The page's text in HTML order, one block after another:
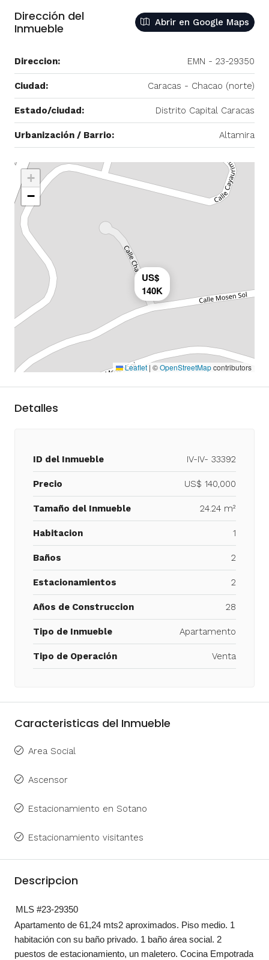
Dirección del
Inmueble
Abrir en Google Maps
Direccion: EMN - 23-29350
Ciudad: Caracas - Chacao (norte)
Estado/ciudad: Distrito Capital Caracas
Urbanización / Barrio: Altamira
US$
140K
+
−
Leaflet | ©OpenStreetMapcontributors
Detalles
ID del Inmueble IV-IV- 33392
Precio US$ 140,000
Tamaño del Inmueble 24.24 m²
Habitacion 1
Baños 2
Estacionamientos 2
Años de Construccion 28
Tipo de Inmueble Apartamento
Tipo de Operación Venta
Caracteristicas del Inmueble
Area Social
Ascensor
Estacionamiento en Sotano
Estacionamiento visitantes
Descripcion
MLS #23-29350
Apartamento de 61,24 mts2 aproximados. Piso medio. 1
habitación con su baño privado. 1 baño área social. 2
puestos de estacionamiento, un maletero. Cocina Empotrada